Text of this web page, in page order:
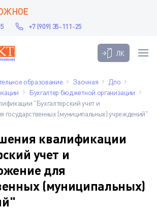
+7 (909) 35-111-25
ЛК
образование Заочная
Дпо
Бухгалтер бюджетной организации
"Бухгалтерский учет и
государственных (муниципальных) учреждений"
квалификации
учет и
для
(муниципальных)